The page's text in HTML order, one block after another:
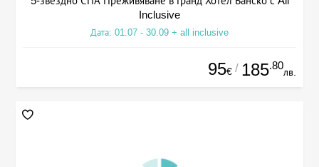
Inclusive
Дата: 01.07 - 30.09 + all inclusive
95€ / 185.80
лв.